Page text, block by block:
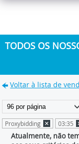
TODOS OS
Voltar à lista de
Proxybidding 03:35
Atualmente, não